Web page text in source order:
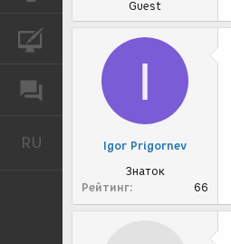
ФОРУМ
RU Русский
Guest
I
Igor Prigornev
Знаток
Рейтинг
66